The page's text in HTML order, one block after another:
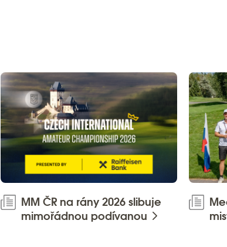
MM ČR na rány 2026 slibuje
mimořádnou podívanou